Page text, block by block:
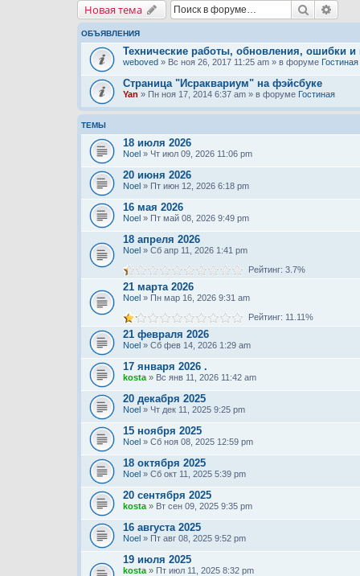
Новая тема Поиск
ОБЪЯВЛЕНИЯ
Технические работы, обновления, ошибки
weboved » Вс ноя 26, 2017 11:25 am » в форуме Гостиная
Страница "Исраквариум" на фэйсбуке
Yan » Пн ноя 17, 2014 6:37 am » в форуме Гостиная
ТЕМЫ
18 июля 2026
Noel » Чт июл 09, 2026 11:06 pm
20 июня 2026
Noel » Пт июн 12, 2026 6:18 pm
16 мая 2026
Noel » Пт май 08, 2026 9:49 pm
18 апреля 2026
Noel » Сб апр 11, 2026 1:41 pm
Рейтинг: 3.7%
21 марта 2026
Noel » Пн мар 16, 2026 9:31 am
Рейтинг: 11.11%
21 февраля 2026
Noel » Сб фев 14, 2026 1:29 am
17 января 2026 .
kosta » Вс янв 11, 2026 11:42 am
20 декабря 2025
Noel » Чт дек 11, 2025 9:25 pm
15 ноября 2025
Noel » Сб ноя 08, 2025 12:59 pm
18 октября 2025
Noel » Сб окт 11, 2025 5:39 pm
20 сентября 2025
kosta » Вт сен 09, 2025 9:35 pm
16 августа 2025
Noel » Пт авг 08, 2025 9:52 pm
19 июля 2025
kosta » Пт июл 11, 2025 8:32 pm